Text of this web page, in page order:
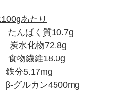
あたり
たんぱく質10.7g
化物72.8g
繊維18.0g
分5.17mg
β-グルカン4500mg